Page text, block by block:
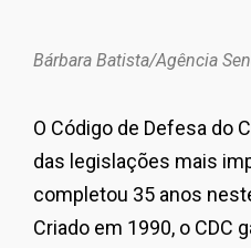
Bárbara Batista/Agência
O Código de Defesa do
das legislações mais
completou 35 anos
Criado em 1990, o CDC